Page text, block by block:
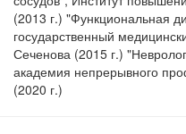
(2013 г.) "Функциональная
государственный
Сеченова (2015 г.)
академия непрерывного
(2020 г.)